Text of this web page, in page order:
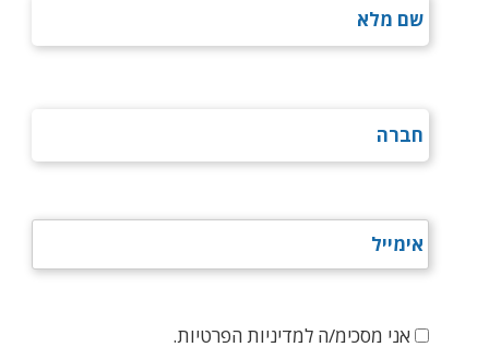
אני מסכימ/ה למדיניות הפרטיות.